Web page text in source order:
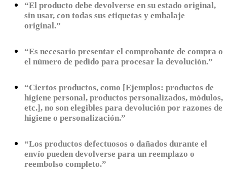
“El producto debe devolverse en su estado original,
sin usar, con todas sus etiquetas y embalaje
original.”
“Es necesario presentar el comprobante de compra o
el número de pedido para procesar la devolución.”
“Ciertos productos, como [Ejemplos: productos de
higiene personal, productos personalizados, módulos,
etc.], no son elegibles para devolución por razones de
higiene o personalización.”
“Los productos defectuosos o dañados durante el
envío pueden devolverse para un reemplazo o
reembolso completo.”